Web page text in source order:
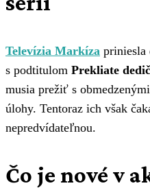
Televízia Markíza priniesla
s podtitulom Prekliate
musia prežiť s
úlohy. Tentoraz ich však
nepredvídateľnou.
Čo je nové v